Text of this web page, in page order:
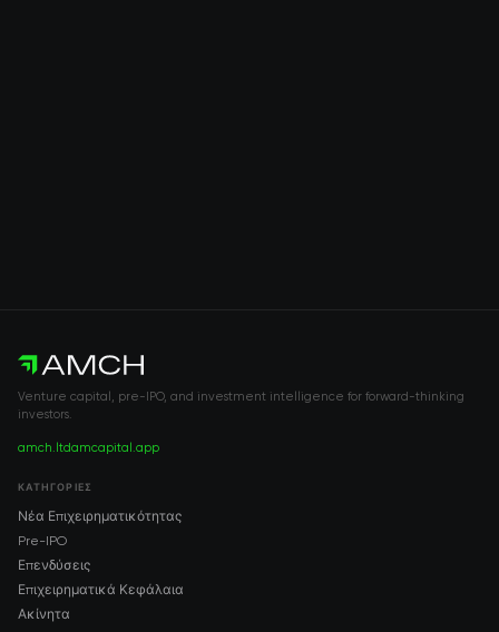
Venture capital, pre-IPO, and investment intelligence for forward-thinking
investors.
amch.ltdamcapital.app
ΚΑΤΗΓΟΡΊΕΣ
Νέα Επιχειρηματικότητας
Pre-IPO
Επενδύσεις
Επιχειρηματικά Κεφάλαια
Ακίνητα